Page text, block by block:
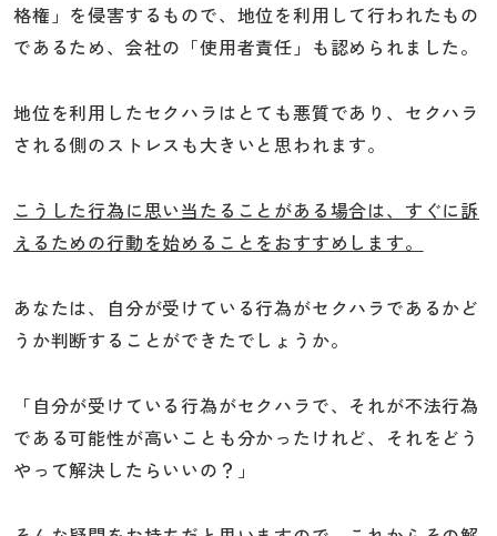
格権」を侵害するもので、地位を利用して行われたもの
であるため、会社の「使用者責任」も認められました。
地位を利用したセクハラはとても悪質であり、セクハラ
される側のストレスも大きいと思われます。
こうした行為に思い当たることがある場合は、すぐに訴
えるための行動を始めることをおすすめします。
あなたは、自分が受けている行為がセクハラであるかど
うか判断することができたでしょうか。
「自分が受けている行為がセクハラで、それが不法行為
である可能性が高いことも分かったけれど、それをどう
やって解決したらいいの？」